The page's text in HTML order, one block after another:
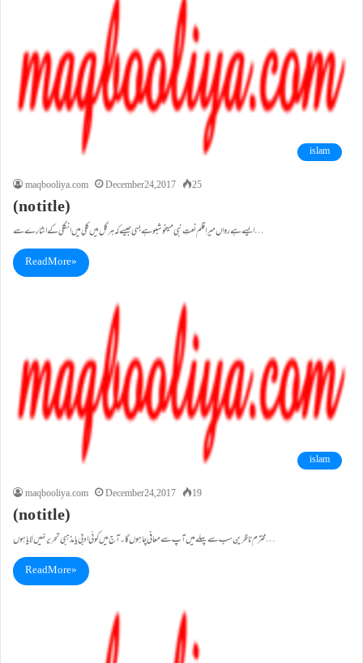
islam
maqbooliya.com
December 24, 2017 25
(no title)
ایسے ہے رواں میراقلم نعتِ نبی میںخوشبو ہے بسی جیسے کہ ہر گل میں کلی میں انگلی کے اشارے سے…
Read More »
islam
maqbooliya.com
December 24, 2017 19
(no title)
محترم ناظرین سب سے پہلے میں آپ سے معافی چاہوں گا۔ آج میں کوئی ادبی یامذہبی تحریر نہیں لایا ہوں…
Read More »